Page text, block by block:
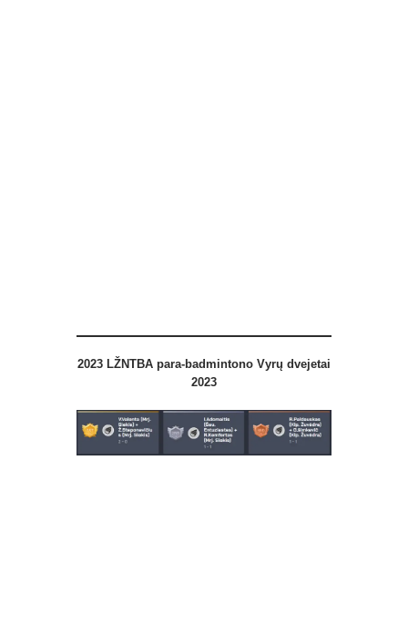
2023 LŽNTBA para-badmintono Vyrų dvejetai
2023